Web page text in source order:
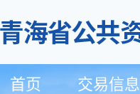
首页 交易信息